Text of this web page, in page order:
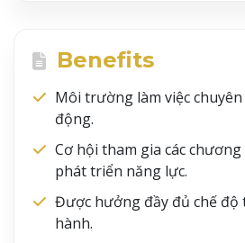
Benefits
Môi trường làm việc
động.
Cơ hội tham gia các
phát triển năng lực.
Được hưởng đầy đủ chế độ
hành.